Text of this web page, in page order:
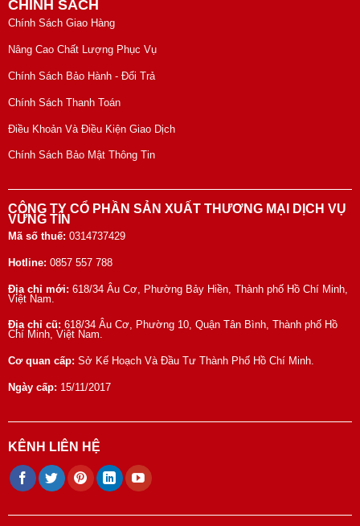
CHÍNH SÁCH
Chính Sách Giao Hàng
Nâng Cao Chất Lượng Phục Vụ
Chính Sách Bảo Hành - Đổi Trả
Chính Sách Thanh Toán
Điều Khoản Và Điều Kiện Giao Dịch
Chính Sách Bảo Mật Thông Tin
CÔNG TY CỔ PHẦN SẢN XUẤT THƯƠNG MẠI DỊCH VỤ
VỮNG TÍN
Mã số thuế: 0314737429
Hotline: 0857 557 788
Địa chỉ mới: 618/34 Âu Cơ, Phường Bảy Hiền, Thành phố Hồ Chí Minh,
Việt Nam.
Địa chỉ cũ: 618/34 Âu Cơ, Phường 10, Quận Tân Bình, Thành phố Hồ
Chí Minh, Việt Nam.
Cơ quan cấp: Sở Kế Hoạch Và Đầu Tư Thành Phố Hồ Chí Minh.
Ngày cấp: 15/11/2017
KÊNH LIÊN HỆ